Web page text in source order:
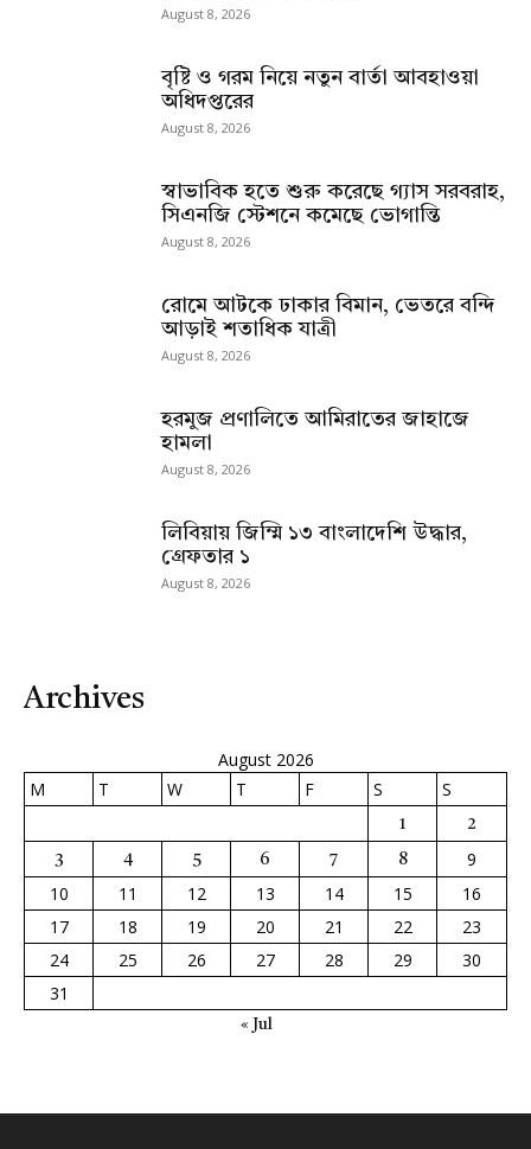
August 8, 2026
বৃষ্টি ও গরম নিয়ে নতুন বার্তা আবহাওয়া
অধিদপ্তরের
August 8, 2026
স্বাভাবিক হতে শুরু করেছে গ্যাস সরবরাহ,
সিএনজি স্টেশনে কমেছে ভোগান্তি
August 8, 2026
রোমে আটকে ঢাকার বিমান, ভেতরে বন্দি
আড়াই শতাধিক যাত্রী
August 8, 2026
হরমুজ প্রণালিতে আমিরাতের জাহাজে
হামলা
August 8, 2026
লিবিয়ায় জিম্মি ১৩ বাংলাদেশি উদ্ধার,
গ্রেফতার ১
August 8, 2026
Archives
August 2026
M
T W T F S S
1 2
3 4 5 6 7 8
9
10
11 12 13 14 15
16
17
18 19 20 21 22
23
24
25 26 27 28 29
30
31
« Jul